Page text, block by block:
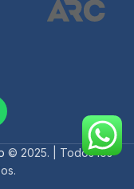
© 2025. | Todos los